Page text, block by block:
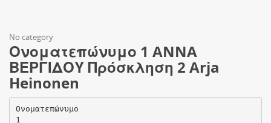
No category
Ονοματεπώνυμο 1 ANNA
ΒΕΡΓΙΔΟΥ Πρόσκληση 2 Arja
Heinonen
Ονοματεπώνυμο
1